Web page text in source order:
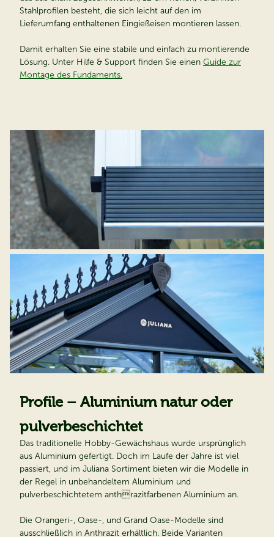
Stahlprofilen besteht, die sich leicht auf den im
Lieferumfang enthaltenen Eingießeisen montieren lassen.
Damit erhalten Sie eine stabile und einfach zu montierende
Lösung. Unter Hilfe & Support finden Sie einen Guide zur
Montage des Fundaments.
Profile – Aluminium natur oder
pulverbeschichtet
Das traditionelle Hobby-Gewächshaus wurde ursprünglich
aus Aluminium gefertigt. Doch im Laufe der Jahre ist viel
passiert, und im Juliana Sortiment bieten wir die Modelle in
der Regel in unbehandeltem Aluminium und
pulverbeschichtetem anthrazitfarbenen Aluminium an.
Die Orangeri-, Oase-, und Grand Oase-Modelle sind
ausschließlich in Anthrazit erhältlich. Beide Varianten